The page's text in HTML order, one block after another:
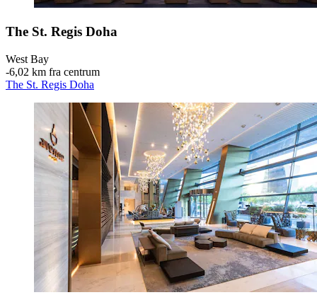
The St. Regis Doha
West Bay
‐6,02 km fra centrum
The St. Regis Doha